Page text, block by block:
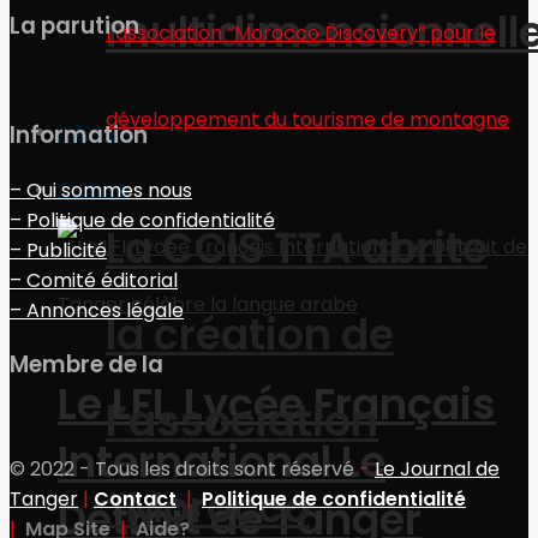
Infos 24
Culture
Le LFI, Lycée Français
International Le
Détroit de Tanger
La CCIS TTA abrite
la création de
l’association
“Morocco
La parution
Information
– Qui sommes nous
– Politique de confidentialité
– Publicité
– Comité éditorial
– Annonces légale
Membre de la
© 2022 - Tous les droits sont réservé-Le Journal de
Tanger | Contact | Politique de confidentialité
| Map Site| Aide?